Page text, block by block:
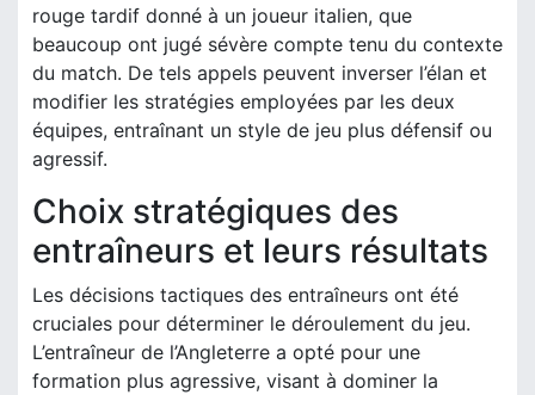
rouge tardif donné à un joueur italien, que
beaucoup ont jugé sévère compte tenu du contexte
du match. De tels appels peuvent inverser l’élan et
modifier les stratégies employées par les deux
équipes, entraînant un style de jeu plus défensif ou
agressif.
Choix stratégiques des
entraîneurs et leurs résultats
Les décisions tactiques des entraîneurs ont été
cruciales pour déterminer le déroulement du jeu.
L’entraîneur de l’Angleterre a opté pour une
formation plus agressive, visant à dominer la